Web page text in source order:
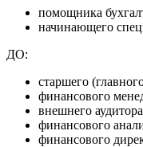
помощника
начинающего
ДО:
старшего
финансового
внешнего аудитора
финансового
финансового